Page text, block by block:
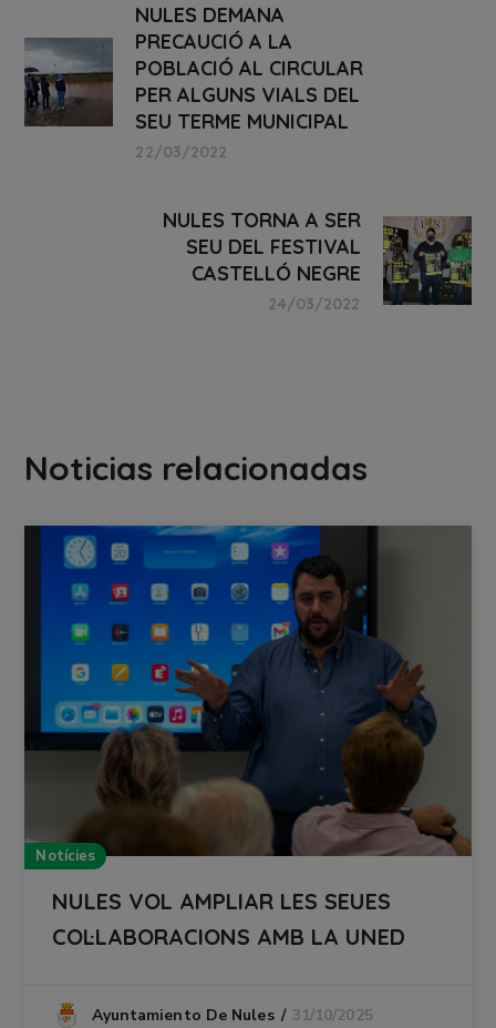
NULES DEMANA
PRECAUCIÓ A LA
POBLACIÓ AL CIRCULAR
PER ALGUNS VIALS DEL
SEU TERME MUNICIPAL
22/03/2022
NULES TORNA A SER
SEU DEL FESTIVAL
CASTELLÓ NEGRE
24/03/2022
Noticias relacionadas
Notícies
NULES VOL AMPLIAR LES SEUES
COL·LABORACIONS AMB LA UNED
Ayuntamiento De Nules 31/10/2025